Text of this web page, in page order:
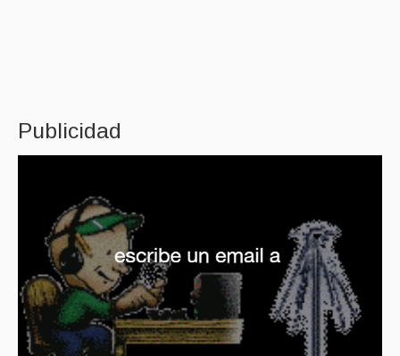
Publicidad